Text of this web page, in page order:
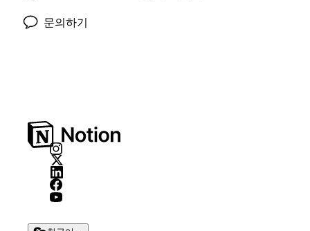
문의하기